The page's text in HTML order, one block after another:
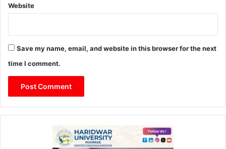
Website
Save my name, email, and website in this browser for the next
time I comment.